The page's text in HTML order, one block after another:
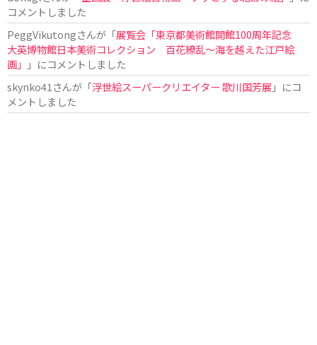
コメントしました
PeggVikutongさんが「展覧会「東京都美術館開館100周年記念
大英博物館日本美術コレクション 百花繚乱〜海を越えた江戸絵
画」
」にコメントしました
skynko41 さんが「浮世絵スーパークリエイター 歌川国芳展 」にコ
メントしました